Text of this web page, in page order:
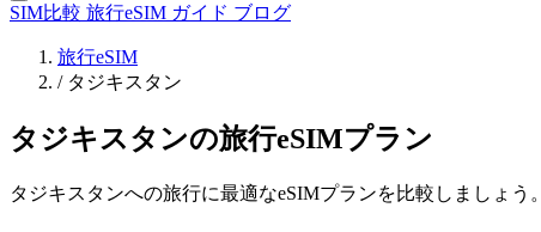
SIM比較 旅行eSIM ガイド ブログ
旅行eSIM
/ タジキスタン
タジキスタンの旅行eSIMプラン
タジキスタンへの旅行に最適なeSIMプランを比較しましょう。